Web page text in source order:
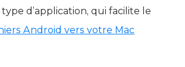
d’application, qui facilite le
Android vers votre Mac